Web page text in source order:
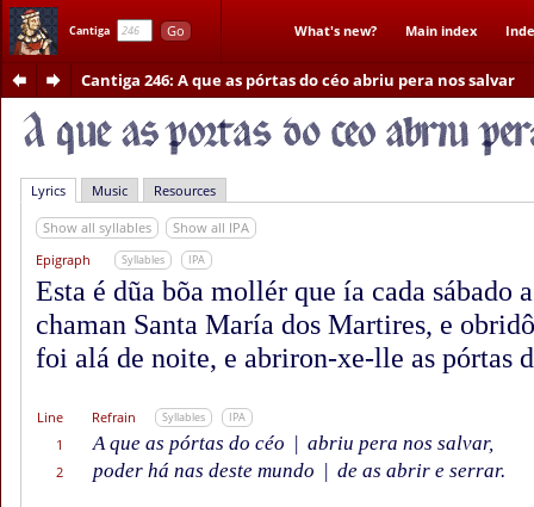
Cantiga Go What's new? Main index
Cantiga 246: A que as pórtas do céo abriu pera nos salvar
Lyrics Music Resources
Show all syllables
Show all IPA
Epigraph
Syllables IPA
Esta é dũa bõa mollér que ía cada sábado
chaman Santa María dos Martires, e
foi alá de noite, e abriron-xe-lle as pórtas
Line Refrain Syllables IPA
1 A que as pórtas do céo | abriu pera nos salvar,
2 poder há nas deste mundo | de as abrir e serrar.